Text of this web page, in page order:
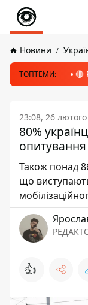
Новини
ТОПТЕМИ: 🔴
23:08, 26
80%
опитування
Також понад
що
👍